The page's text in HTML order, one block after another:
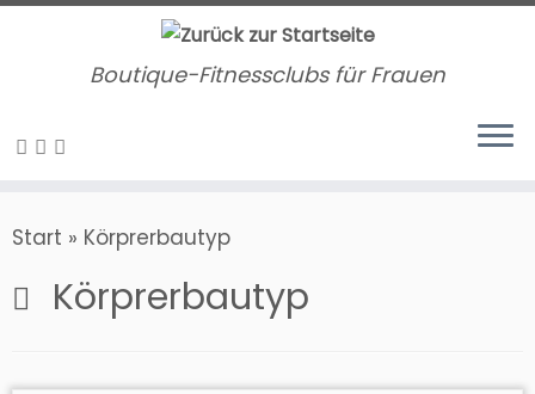
Zum
Boutique-Fitnessclubs für Frauen
Start » Körprerbautyp
Körprerbautyp